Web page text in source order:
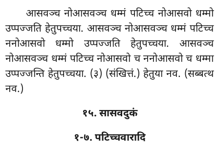
आसवञ्च नोआसवञ्च धम्मं पटिच्च नोआसवो धम्मो
उप्पज्जति हेतुपच्चया. आसवञ्च नोआसवञ्च धम्मं पटिच्च
ननोआसवो धम्मो उप्पज्जति हेतुपच्चया. आसवञ्च
नोआसवञ्च धम्मं पटिच्च नोआसवो च ननोआसवो च धम्मा
उप्पज्जन्ति हेतुपच्चया. (३) (संखित्तं.) हेतुया नव. (सब्बत्थ
नव.)
१५. सासवदुकं
१-७. पटिच्चवारादि